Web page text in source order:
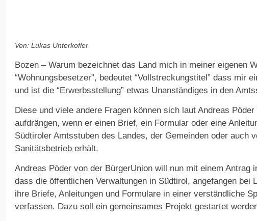
Von: Lukas Unterkofler
Bozen – Warum bezeichnet das Land mich in meiner eigenen
“Wohnungsbesetzer”, bedeutet “Vollstreckungstitel” dass mir
und ist die “Erwerbsstellung” etwas Unanständiges in den
Diese und viele andere Fragen können sich laut Andreas
aufdrängen, wenn er einen Brief, ein Formular oder eine
Südtiroler Amtsstuben des Landes, der Gemeinden oder auch
Sanitätsbetrieb erhält.
Andreas Pöder von der BürgerUnion will nun mit einem Antrag
dass die öffentlichen Verwaltungen in Südtirol, angefangen bei
ihre Briefe, Anleitungen und Formulare in einer verständliche
verfassen. Dazu soll ein gemeinsames Projekt gestartet